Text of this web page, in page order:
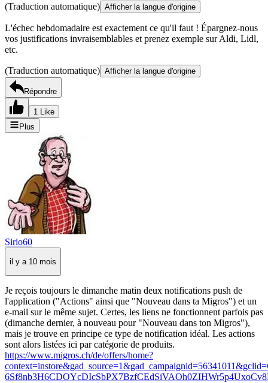
(Traduction automatique) Afficher la langue d'origine
L'échec hebdomadaire est exactement ce qu'il faut ! Épargnez-nous
vos justifications invraisemblables et prenez exemple sur Aldi, Lidl,
etc.
(Traduction automatique) Afficher la langue d'origine
Répondre
1 Like
Plus
Sirio60
il y a 10 mois
Je reçois toujours le dimanche matin deux notifications push de
l'application ("Actions" ainsi que "Nouveau dans ta Migros") et un
e-mail sur le même sujet. Certes, les liens ne fonctionnent parfois pas
(dimanche dernier, à nouveau pour "Nouveau dans ton Migros"),
mais je trouve en principe ce type de notification idéal. Les actions
sont alors listées ici par catégorie de produits.
https://www.migros.ch/de/offers/home?